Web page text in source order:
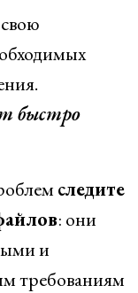
быстро
следите
: они
и
требованиям